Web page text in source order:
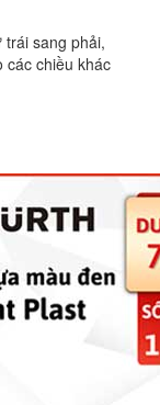
sang phải,
các chiều khác